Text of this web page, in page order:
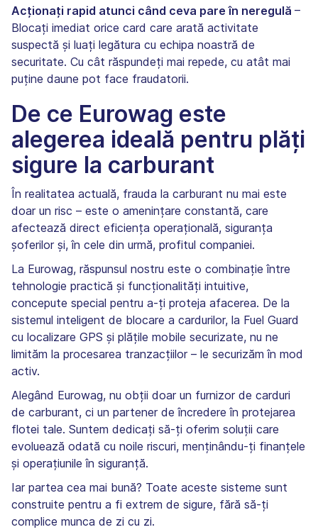
Acționați rapid atunci când ceva pare în neregulă –
Blocați imediat orice card care arată activitate
suspectă și luați legătura cu echipa noastră de
securitate. Cu cât răspundeți mai repede, cu atât mai
puține daune pot face fraudatorii.
De ce Eurowag este
alegerea ideală pentru plăți
sigure la carburant
În realitatea actuală, frauda la carburant nu mai este
doar un risc – este o amenințare constantă, care
afectează direct eficiența operațională, siguranța
șoferilor și, în cele din urmă, profitul companiei.
La Eurowag, răspunsul nostru este o combinație între
tehnologie practică și funcționalități intuitive,
concepute special pentru a-ți proteja afacerea. De la
sistemul inteligent de blocare a cardurilor, la Fuel Guard
cu localizare GPS și plățile mobile securizate, nu ne
limităm la procesarea tranzacțiilor – le securizăm în mod
activ.
Alegând Eurowag, nu obții doar un furnizor de carduri
de carburant, ci un partener de încredere în protejarea
flotei tale. Suntem dedicați să-ți oferim soluții care
evoluează odată cu noile riscuri, menținându-ți finanțele
și operațiunile în siguranță.
Iar partea cea mai bună? Toate aceste sisteme sunt
construite pentru a fi extrem de sigure, fără să-ți
complice munca de zi cu zi.